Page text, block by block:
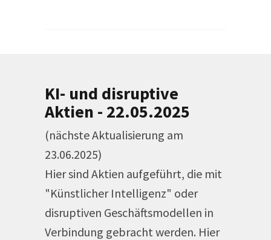
KI- und disruptive
Aktien - 22.05.2025
(nächste Aktualisierung am
23.06.2025)
Hier sind Aktien aufgeführt, die mit
"Künstlicher Intelligenz" oder
disruptiven Geschäftsmodellen in
Verbindung gebracht werden. Hier